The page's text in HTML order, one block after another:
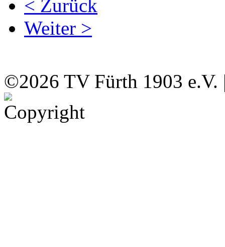
< Zurück
Weiter >
©2026 TV Fürth 1903